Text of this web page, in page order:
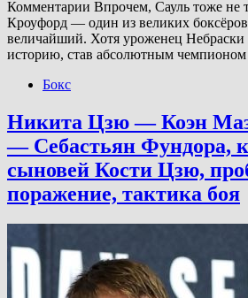
Комментарии Впрочем, Сауль тоже не
Кроуфорд — один из великих
величайший. Хотя уроженец Небраски
историю, став абсолютным
Бокс
Никита Цзю — Коэн
— Себастьян Фундора,
сыновей Кости Цзю,
поражение, тактика боя